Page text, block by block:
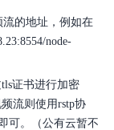
的地址，例如在
node-
证书进行加密
流则使用rstp协
可。（公有云暂不